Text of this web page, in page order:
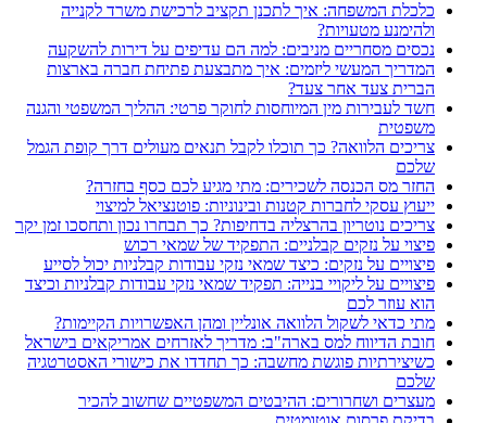
כלכלת המשפחה: איך לתכנן תקציב לרכישת משרד לקנייה
ולהימנע מטעויות?
נכסים מסחריים מניבים: למה הם עדיפים על דירות להשקעה
המדריך המעשי ליזמים: איך מתבצעת פתיחת חברה בארצות
הברית צעד אחר צעד?
חשד לעבירות מין המיוחסות לחוקר פרטי: ההליך המשפטי והגנה
משפטית
צריכים הלוואה? כך תוכלו לקבל תנאים מעולים דרך קופת הגמל
שלכם
החזר מס הכנסה לשכירים: מתי מגיע לכם כסף בחזרה?
ייעוץ עסקי לחברות קטנות ובינוניות: פוטנציאל למיצוי
צריכים נוטריון בהרצליה בדחיפות? כך תבחרו נכון ותחסכו זמן יקר
פיצוי על נזקים קבלניים: התפקיד של שמאי רכוש
פיצויים על נזקים: כיצד שמאי נזקי עבודות קבלניות יכול לסייע
פיצויים על ליקויי בנייה: תפקיד שמאי נזקי עבודות קבלניות וכיצד
הוא עוזר לכם
מתי כדאי לשקול הלוואה אונליין ומהן האפשרויות הקיימות?
חובת הדיווח למס בארה"ב: מדריך לאזרחים אמריקאים בישראל
כשיצירתיות פוגשת מחשבה: כך תחדדו את כישורי האסטרטגיה
שלכם
מעצרים ושחרורים: ההיבטים המשפטיים שחשוב להכיר